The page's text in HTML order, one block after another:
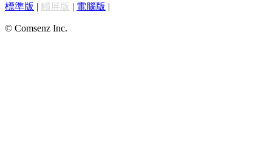
標準版 | 觸屏版 | 電腦版 |
© Comsenz Inc.